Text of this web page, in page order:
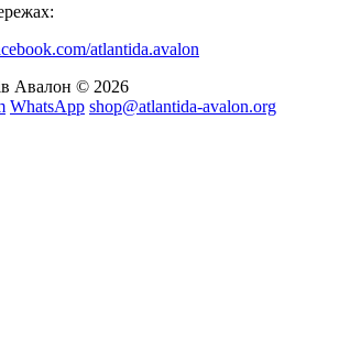
atlantida.avalon
Авалон © 2026
WhatsApp shop@atlantida-avalon.org